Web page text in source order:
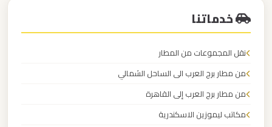
خدماتنا
نقل المجموعات من المطار
من مطار برج العرب الى الساحل الشمالي
من مطار برج العرب إلى القاهرة
مكاتب ليموزين الاسكندرية
ليموزين
القاهرة
أسعار
ليموزين